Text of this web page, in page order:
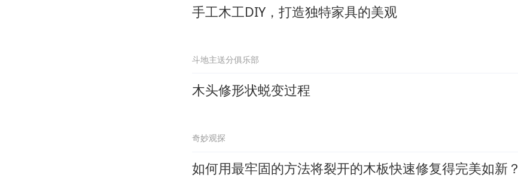
手工木工DIY，打造独特家具的美观
斗地主送分俱乐部
木头修形状蜕变过程
奇妙观探
如何用最牢固的方法将裂开的木板快速修复得完美如新？